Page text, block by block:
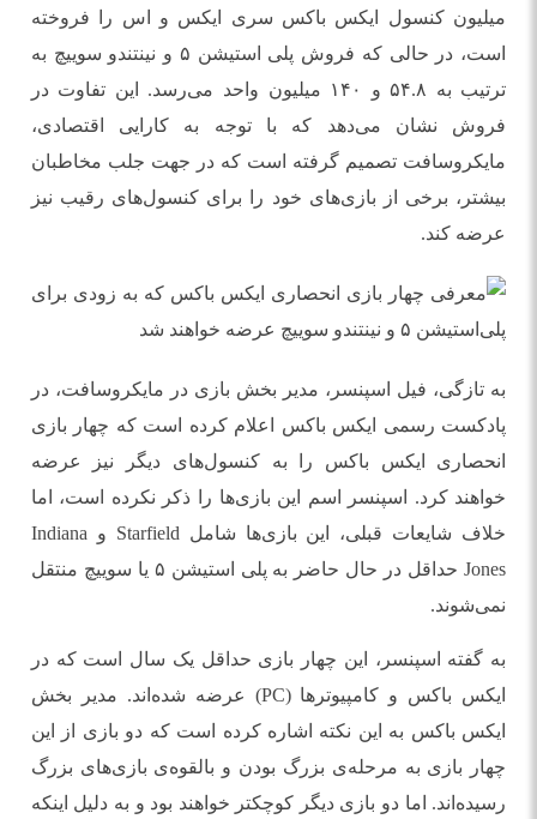
میلیون کنسول ایکس باکس سری ایکس و اس را فروخته
است، در حالی که فروش پلی استیشن ۵ و نینتندو سوییچ به
ترتیب به ۵۴.۸ و ۱۴۰ میلیون واحد می‌رسد. این تفاوت در
فروش نشان می‌دهد که با توجه به کارایی اقتصادی،
مایکروسافت تصمیم گرفته است که در جهت جلب مخاطبان
بیشتر، برخی از بازی‌های خود را برای کنسول‌های رقیب نیز
عرضه کند.
به تازگی، فیل اسپنسر، مدیر بخش بازی در مایکروسافت، در
پادکست رسمی ایکس باکس اعلام کرده است که چهار بازی
انحصاری ایکس باکس را به کنسول‌های دیگر نیز عرضه
خواهند کرد. اسپنسر اسم این بازی‌ها را ذکر نکرده است، اما
خلاف شایعات قبلی، این بازی‌ها شامل Starfield و Indiana
Jones حداقل در حال حاضر به پلی استیشن ۵ یا سوییچ منتقل
نمی‌شوند.
به گفته اسپنسر، این چهار بازی حداقل یک سال است که در
ایکس باکس و کامپیوترها (PC) عرضه شده‌اند. مدیر بخش
ایکس باکس به این نکته اشاره کرده است که دو بازی از این
چهار بازی به مرحله‌ی بزرگ بودن و بالقوه‌ی بازی‌های بزرگ
رسیده‌اند. اما دو بازی دیگر کوچکتر خواهند بود و به دلیل اینکه